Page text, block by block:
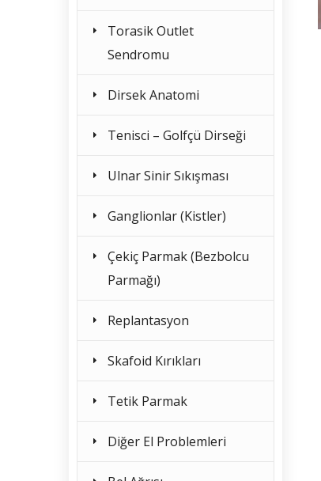
Torasik Outlet
Sendromu
Dirsek Anatomi
Tenisci – Golfçü Dirseği
Ulnar Sinir Sıkışması
Ganglionlar (Kistler)
Çekiç Parmak (Bezbolcu
Parmağı)
Replantasyon
Skafoid Kırıkları
Tetik Parmak
Diğer El Problemleri